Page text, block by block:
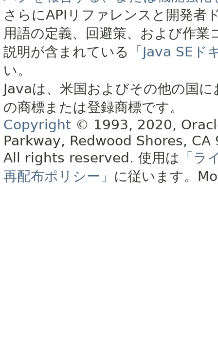
さらにAPIリファレンスと開発者
用語の定義、回避策、および作
説明が含まれている
「Java SE
い。
Javaは、米国およびその他の国
の商標または登録商標です。
Copyright © 1993, 2020,
Parkway, Redwood Shores, CA
All rights reserved. 使用は 「ラ
再配布ポリシー」 に従います。